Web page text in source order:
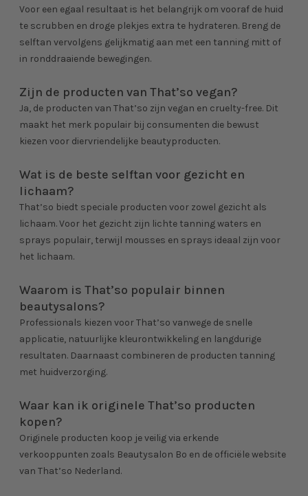
Voor een egaal resultaat is het belangrijk om vooraf de huid
te scrubben en droge plekjes extra te hydrateren. Breng de
selftan vervolgens gelijkmatig aan met een tanning mitt of
in ronddraaiende bewegingen.
Zijn de producten van That’so vegan?
Ja, de producten van That’so zijn vegan en cruelty-free. Dit
maakt het merk populair bij consumenten die bewust
kiezen voor diervriendelijke beautyproducten.
Wat is de beste selftan voor gezicht en
lichaam?
That’so biedt speciale producten voor zowel gezicht als
lichaam. Voor het gezicht zijn lichte tanning waters en
sprays populair, terwijl mousses en sprays ideaal zijn voor
het lichaam.
Waarom is That’so populair binnen
beautysalons?
Professionals kiezen voor That’so vanwege de snelle
applicatie, natuurlijke kleurontwikkeling en langdurige
resultaten. Daarnaast combineren de producten tanning
met huidverzorging.
Waar kan ik originele That’so producten
kopen?
Originele producten koop je veilig via erkende
verkooppunten zoals Beautysalon Bo en de officiële website
van That’so Nederland.